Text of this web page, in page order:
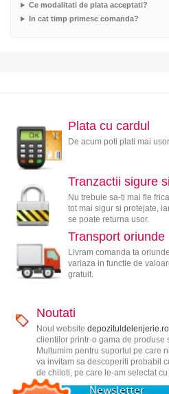
Ce modalitati de plata acceptati?
In cat timp primesc comanda?
Plata cu cardul
De acum poti plati mai usor
Tranzactii sigure
Nu trebuie sa-ti mai fie
tot mai sigur si protejate,
se poate returna usor.
Transport oriunde
Livram comanda ta
variaza in functie de
gratuit.
Noutati
Noul website depozituldelenjerie.ro
clientilor printr-o gama de produse
Multumim pentru suportul pe care
va invitam sa descoperiti probabil
de chiloti, pe care le-am selectat
Newsletter